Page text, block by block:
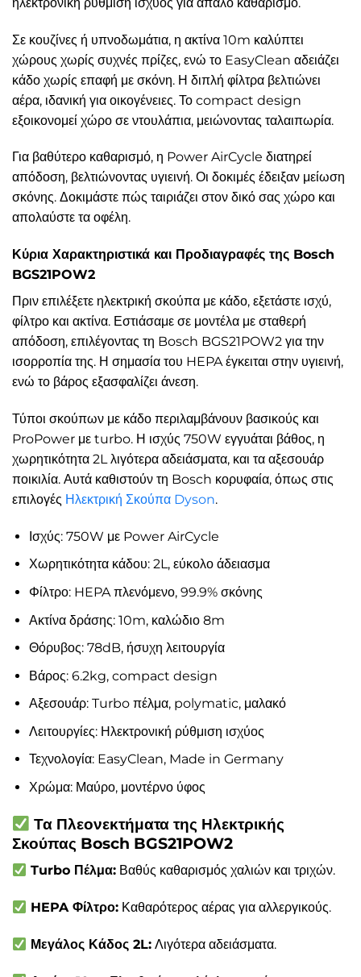
Σε κουζίνες ή υπνοδωμάτια, η ακτίνα 10m καλύπτει
χώρους χωρίς συχνές πρίζες, ενώ το EasyClean αδειάζει
κάδο χωρίς επαφή με σκόνη. Η διπλή φίλτρα βελτιώνει
αέρα, ιδανική για οικογένειες. Το compact design
εξοικονομεί χώρο σε ντουλάπια, μειώνοντας ταλαιπωρία.
Για βαθύτερο καθαρισμό, η Power AirCycle διατηρεί
απόδοση, βελτιώνοντας υγιεινή. Οι δοκιμές έδειξαν μείωση
σκόνης. Δοκιμάστε πώς ταιριάζει στον δικό σας χώρο και
απολαύστε τα οφέλη.
Κύρια Χαρακτηριστικά και Προδιαγραφές της Bosch
BGS21POW2
Πριν επιλέξετε ηλεκτρική σκούπα με κάδο, εξετάστε ισχύ,
φίλτρο και ακτίνα. Εστιάσαμε σε μοντέλα με σταθερή
απόδοση, επιλέγοντας τη Bosch BGS21POW2 για την
ισορροπία της. Η σημασία του HEPA έγκειται στην υγιεινή,
ενώ το βάρος εξασφαλίζει άνεση.
Τύποι σκούπων με κάδο περιλαμβάνουν βασικούς και
ProPower με turbo. Η ισχύς 750W εγγυάται βάθος, η
χωρητικότητα 2L λιγότερα αδειάσματα, και τα αξεσουάρ
ποικιλία. Αυτά καθιστούν τη Bosch κορυφαία, όπως στις
επιλογές Ηλεκτρική Σκούπα Dyson.
Ισχύς: 750W με Power AirCycle
Χωρητικότητα κάδου: 2L, εύκολο άδειασμα
Φίλτρο: HEPA πλενόμενο, 99.9% σκόνης
Ακτίνα δράσης: 10m, καλώδιο 8m
Θόρυβος: 78dB, ήσυχη λειτουργία
Βάρος: 6.2kg, compact design
Αξεσουάρ: Turbo πέλμα, polymatic, μαλακό
Λειτουργίες: Ηλεκτρονική ρύθμιση ισχύος
Τεχνολογία: EasyClean, Made in Germany
Χρώμα: Μαύρο, μοντέρνο ύφος
Τα Πλεονεκτήματα της Ηλεκτρικής
Σκούπας Bosch BGS21POW2
Turbo Πέλμα: Βαθύς καθαρισμός χαλιών και τριχών.
HEPA Φίλτρο: Καθαρότερος αέρας για αλλεργικούς.
Μεγάλος Κάδος 2L: Λιγότερα αδειάσματα.